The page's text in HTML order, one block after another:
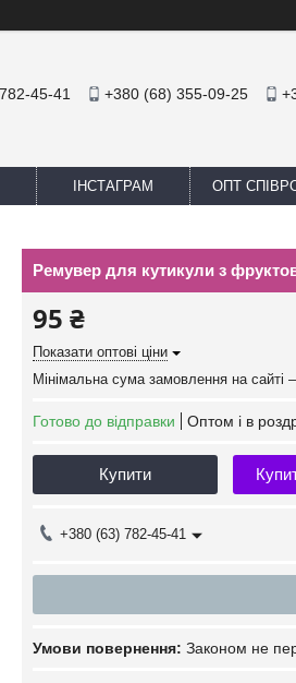
45-41 +380 (68) 355-09-25
ІНСТАГРАМ ОПТ
Ремувер для кутикули з
95 ₴
Показати оптові ціни
Мінімальна сума замовлення на сайті
Готово до відправки Оптом і в
Купити
+380 (63) 782-45-41
Законом не